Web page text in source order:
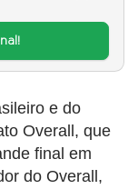
e do
Overall, que
final em
do Overall,